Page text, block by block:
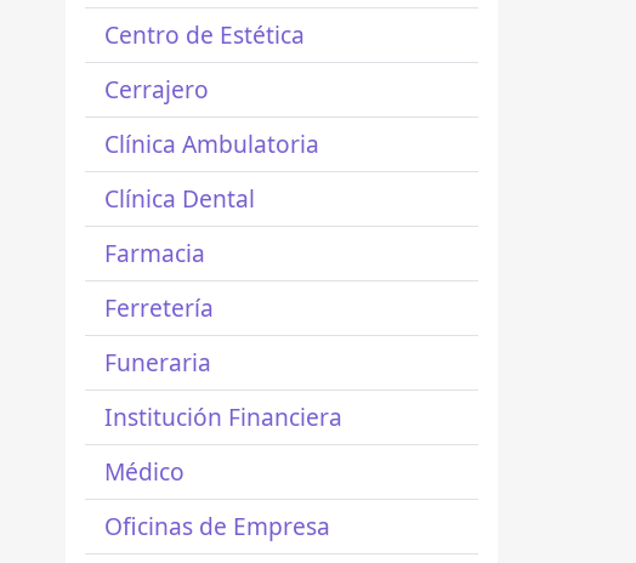
Centro de Estética
Cerrajero
Clínica Ambulatoria
Clínica Dental
Farmacia
Ferretería
Funeraria
Institución Financiera
Médico
Oficinas de Empresa